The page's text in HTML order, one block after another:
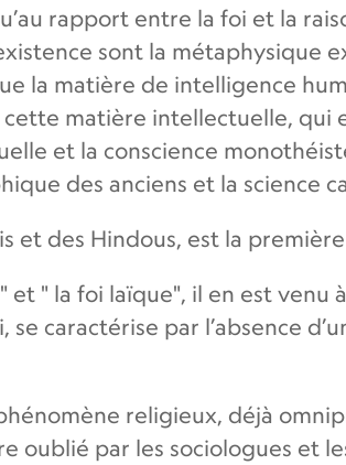
rapport entre la foi et la
sont la métaphysique
la matière de intelligence
matière intellectuelle, qui
et la conscience
des anciens et la science
et des Hindous, est la
" la foi laïque", il en est venu
caractérise par l’absence
religieux, déjà
oublié par les sociologues et